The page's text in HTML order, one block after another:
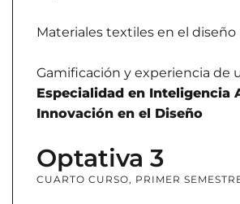
Materiales textiles en el diseño
Gamificación y experiencia de
Especialidad en Inteligencia
Innovación en el Diseño
Optativa 3
CUARTO CURSO, PRIMER